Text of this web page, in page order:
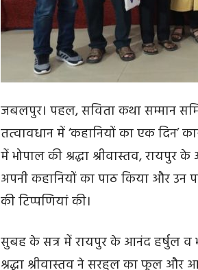
जबलपुर। पहल, सविता कथा सम्मान
तत्वावधान में ‘कहानियों का एक दिन’
में भोपाल की श्रद्धा श्रीवास्तव,
अपनी कहानियों का पाठ किया और उन
की टिप्पणियां की।
सुबह के सत्र में रायपुर के आनंद हर्षुल व
श्रद्धा श्रीवास्तव ने सरहुल का फूल